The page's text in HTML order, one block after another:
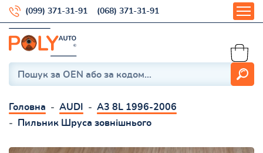
(099) 371-31-91 (068) 371-31-91
Головна AUDI
A3 8L 1996-2006
Пильник Шруса зовнішнього